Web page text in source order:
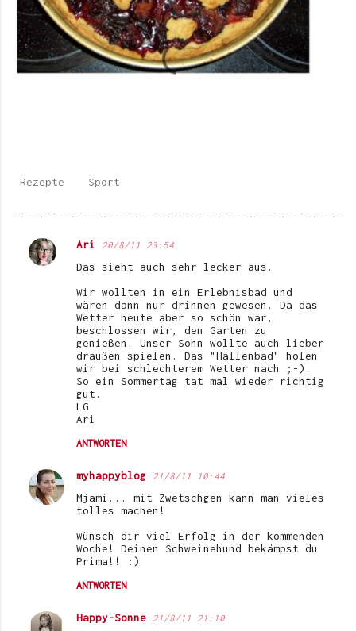
Rezepte Sport
K
Ari 20/8/11 23:54
Das sieht auch sehr lecker aus.
Wir wollten in ein Erlebnisbad und
wären dann nur drinnen gewesen. Da das
Wetter heute aber so schön war,
beschlossen wir, den Garten zu
genießen. Unser Sohn wollte auch lieber
draußen spielen. Das "Hallenbad" holen
wir bei schlechterem Wetter nach ;-).
So ein Sommertag tat mal wieder richtig
gut.
LG
Ari
ANTWORTEN
myhappyblog 21/8/11 10:44
Mjami... mit Zwetschgen kann man vieles
tolles machen!
Wünsch dir viel Erfolg in der kommenden
Woche! Deinen Schweinehund bekämpst du
Prima!! :)
ANTWORTEN
Happy-Sonne 21/8/11 21:10